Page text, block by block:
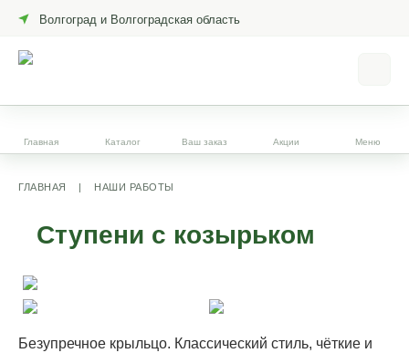
Волгоград и Волгоградская область
Главная Каталог Ваш заказ Акции Меню
ГЛАВНАЯ | НАШИ РАБОТЫ
Ступени с козырьком
Безупречное крыльцо. Классический стиль, чёткие и